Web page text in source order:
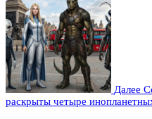
Далее
раскрыты четыре